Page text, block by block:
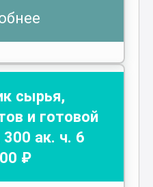
сырья,
и готовой
300 ак. ч. 6
₽